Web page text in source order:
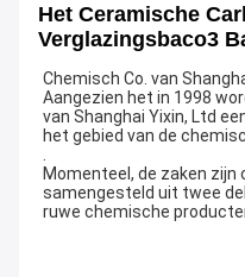
Het Ceramische
Verglazingsbaco3
Chemisch Co. van
Aangezien het in 1998
van Shanghai Yixin, Ltd
het gebied van de
.
Momenteel, de zaken zijn
samengesteld uit twee
ruwe chemische